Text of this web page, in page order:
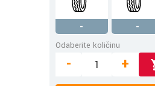
- -
Odaberite količinu
- +